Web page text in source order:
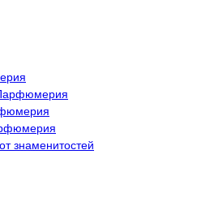
знаменитостей